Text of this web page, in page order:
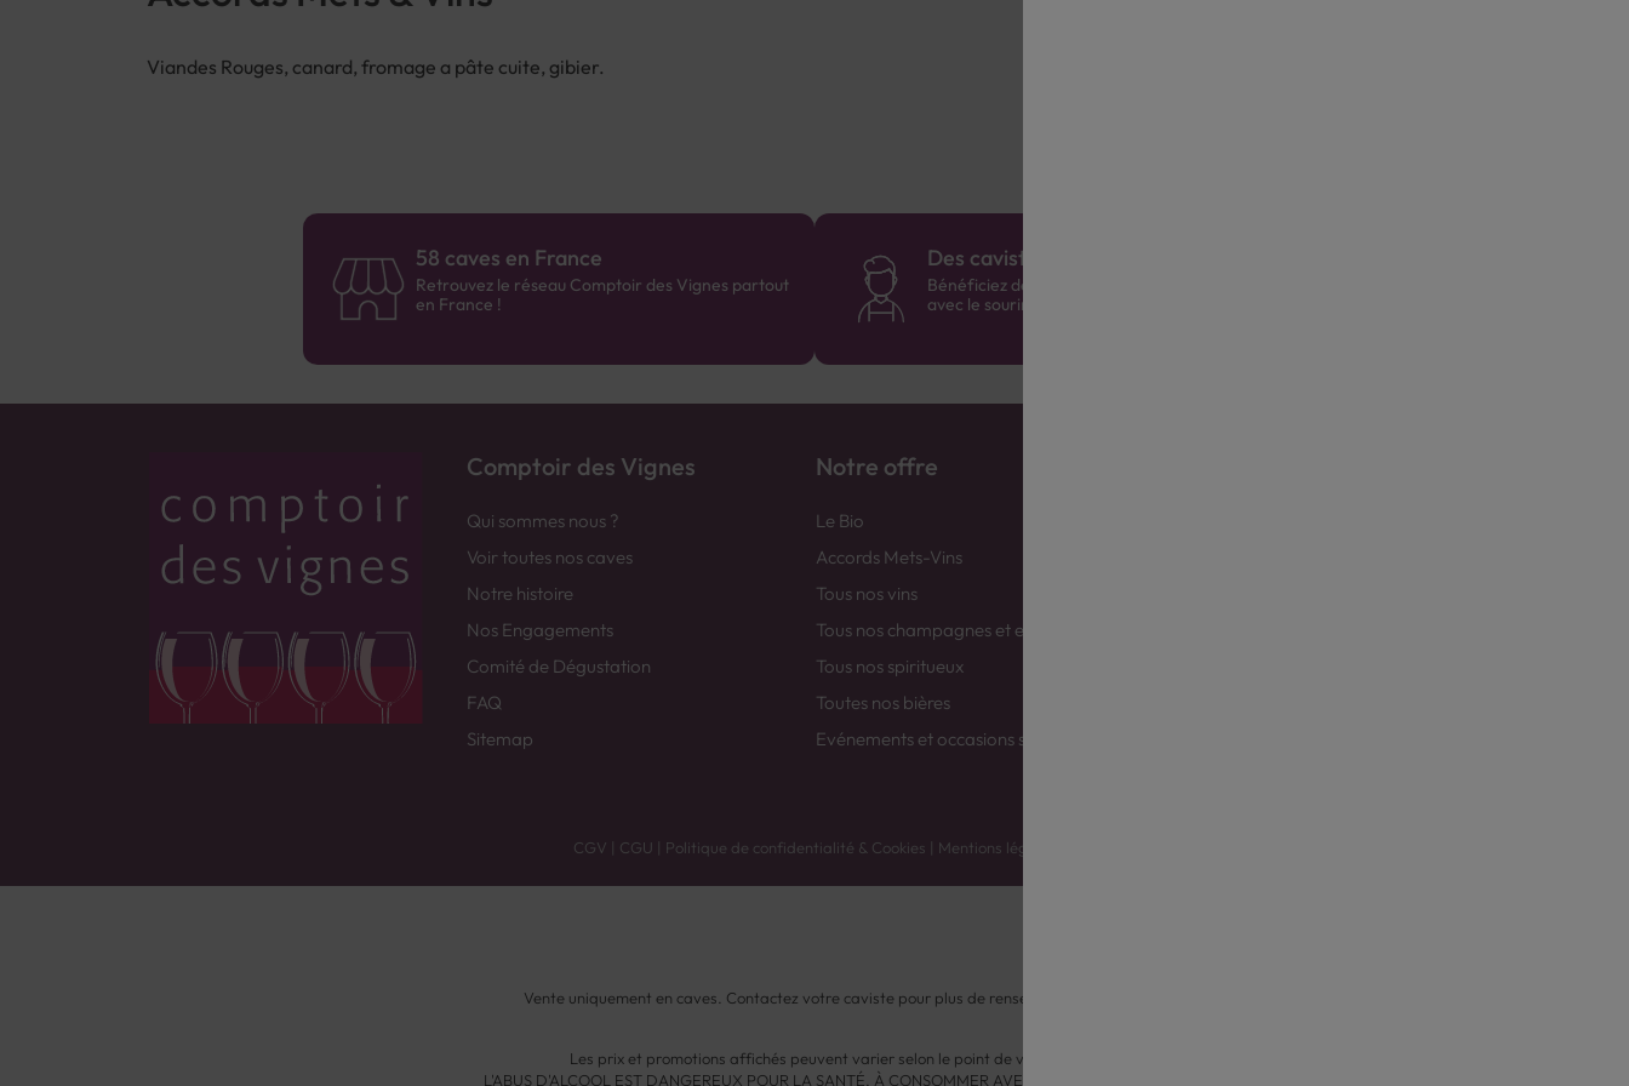
Viandes Rouges, canard, fromage a pâte cuite, gibier.
58 caves en France
Retrouvez le réseau Comptoir des Vignes partout
en France !
Des cavistes à votre écoute
Bénéficiez de conseils sur-mesure et repartez
avec le sourire :)
Comptoir des Vignes
Qui sommes nous ?
Voir toutes nos caves
Notre histoire
Nos Engagements
Comité de Dégustation
FAQ
Sitemap
Notre offre
Le Bio
Accords Mets-Vins
Tous nos vins
Tous nos champagnes et efferverscents
Tous nos spiritueux
Toutes nos bières
Evénements et occasions spéciales
CGV | CGU | Politique de confidentialité & Cookies | Mentions légales
Vente uniquement en caves. Contactez votre caviste pour plus de renseignements.
Les prix et promotions affichés peuvent varier selon le point de vente.
L'ABUS D'ALCOOL EST DANGEREUX POUR LA SANTÉ, À CONSOMMER AVEC MODÉRATION.